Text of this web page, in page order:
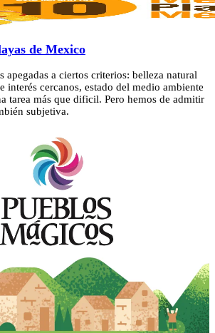
de Mexico
apegadas a ciertos criterios: belleza natural
interés cercanos, estado del medio ambiente
tarea más que dificil. Pero hemos de admitir
subjetiva.